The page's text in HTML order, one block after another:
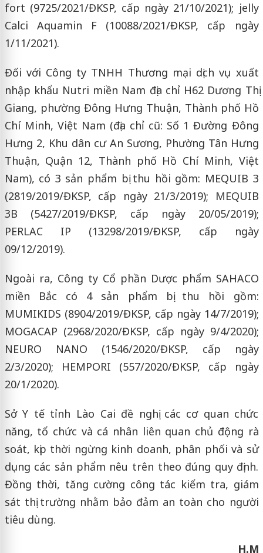
fort (9725/2021/ĐKSP, cấp ngày 21/10/2021); jelly
Calci Aquamin F (10088/2021/ĐKSP, cấp ngày
1/11/2021).
Đối với Công ty TNHH Thương mại dịch vụ xuất
nhập khẩu Nutri miền Nam địa chỉ H62 Dương Thị
Giang, phường Đông Hưng Thuận, Thành phố Hồ
Chí Minh, Việt Nam (địa chỉ cũ: Số 1 Đường Đông
Hưng 2, Khu dân cư An Sương, Phường Tân Hưng
Thuận, Quận 12, Thành phố Hồ Chí Minh, Việt
Nam), có 3 sản phẩm bị thu hồi gồm: MEQUIB 3
(2819/2019/ĐKSP, cấp ngày 21/3/2019); MEQUIB
3B (5427/2019/ĐKSP, cấp ngày 20/05/2019);
PERLAC IP (13298/2019/ĐKSP, cấp ngày
09/12/2019).
Ngoài ra, Công ty Cổ phần Dược phẩm SAHACO
miền Bắc có 4 sản phẩm bị thu hồi gồm:
MUMIKIDS (8904/2019/ĐKSP, cấp ngày 14/7/2019);
MOGACAP (2968/2020/ĐKSP, cấp ngày 9/4/2020);
NEURO NANO (1546/2020/ĐKSP, cấp ngày
2/3/2020); HEMPORI (557/2020/ĐKSP, cấp ngày
20/1/2020).
Sở Y tế tỉnh Lào Cai đề nghị các cơ quan chức
năng, tổ chức và cá nhân liên quan chủ động rà
soát, kịp thời ngừng kinh doanh, phân phối và sử
dụng các sản phẩm nêu trên theo đúng quy định.
Đồng thời, tăng cường công tác kiểm tra, giám
sát thị trường nhằm bảo đảm an toàn cho người
tiêu dùng.
H.M